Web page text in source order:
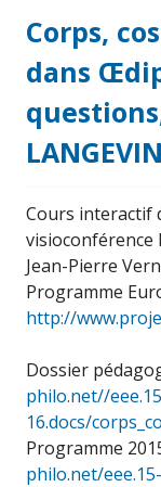
Corps,
dans
LANGEVIN
Cours interactif
visioconférence
Jean-Pierre
Programme
http://
Dossier
philo.net//
16.docs/
Programme
philo.net/